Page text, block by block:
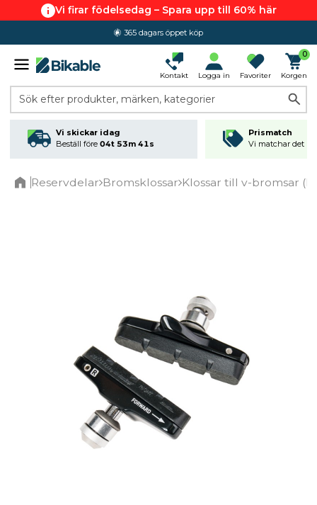
Vi firar födelsedag – Spara upp till 60% här
365 dagars öppet köp
Kontakt Logga in Favoriter
0
Korgen
Sök efter produkter, märken, kategorier
Vi skickar idag
Beställ före 04t 53m 41s
Prismatch
Vi matchar det
Reservdelar Bromsklossar Klossar till v-bromsar